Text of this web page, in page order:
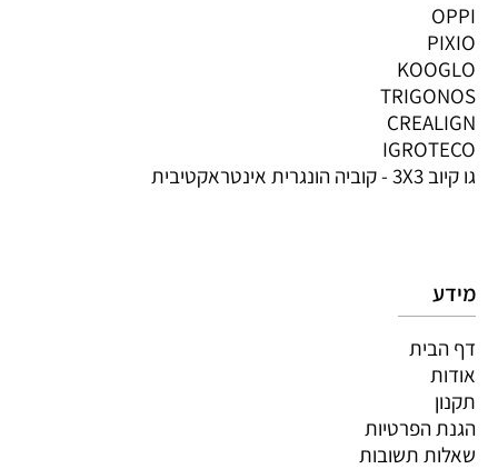
OPPI
PIXIO
KOOGLO
TRIGONOS
CREALIGN
IGROTECO
גו קיוב 3X3 - קוביה הונגרית אינטראקטיבית
מידע
דף הבית
אודות
תקנון
הגנת הפרטיות
שאלות תשובות